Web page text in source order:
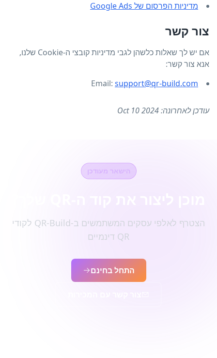
מדיניות הפרסום של Google Ads
צור קשר
אם יש לך שאלות כלשהן לגבי מדיניות קובצי ה-Cookie שלנו,
אנא צור קשר:
Email: support@qr-build.com
עודכן לאחרונה: Oct 10 2024
הישאר מעודכן
הצטרף לאלפי עסקים המשתמשים ב-QR-Build לקודי
QR דינמיים
התחל בחינם